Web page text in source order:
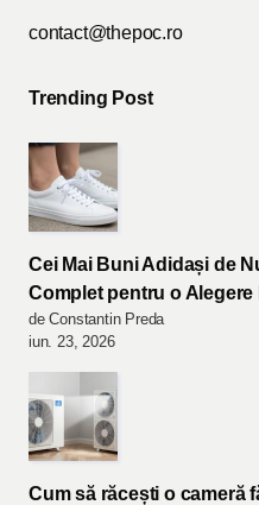
contact@thepoc.ro
Trending Post
Cei Mai Buni Adidași de
Complet pentru o Alegere
de Constantin Preda
iun. 23, 2026
Cum să răcești o cameră